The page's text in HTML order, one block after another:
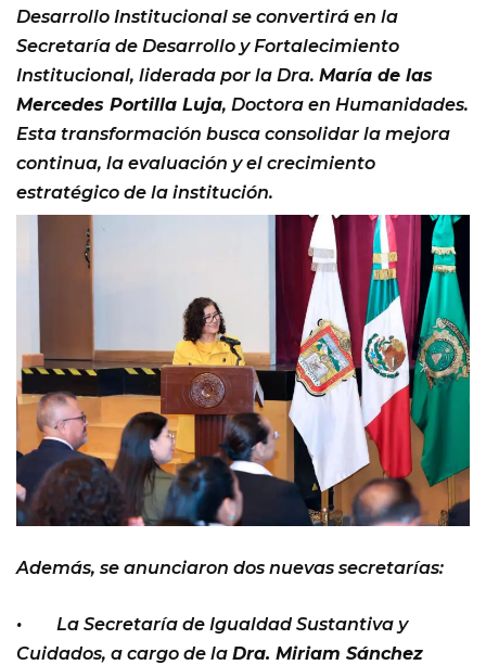
Desarrollo Institucional se convertirá en la
Secretaría de Desarrollo y Fortalecimiento
Institucional, liderada por la Dra. María de las
Mercedes Portilla Luja, Doctora en Humanidades.
Esta transformación busca consolidar la mejora
continua, la evaluación y el crecimiento
estratégico de la institución.
Además, se anunciaron dos nuevas secretarías:
• La Secretaría de Igualdad Sustantiva y
Cuidados, a cargo de la Dra. Miriam Sánchez